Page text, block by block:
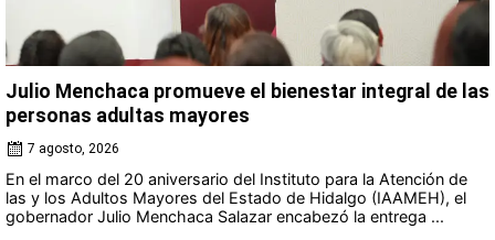
Julio Menchaca promueve el bienestar integral de las
personas adultas mayores
7 agosto, 2026
En el marco del 20 aniversario del Instituto para la Atención de
las y los Adultos Mayores del Estado de Hidalgo (IAAMEH), el
gobernador Julio Menchaca Salazar encabezó la entrega ...